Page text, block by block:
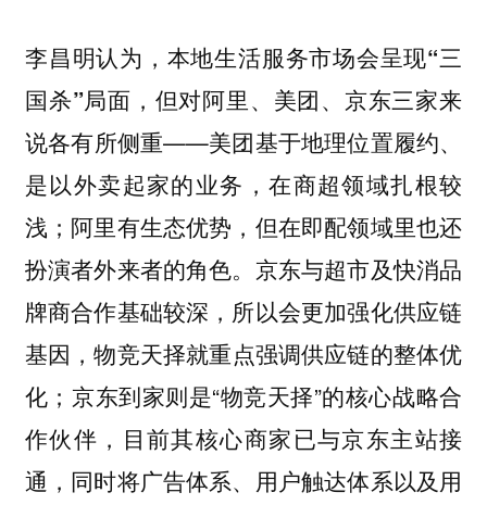
李昌明认为， 本地生活服务市场会呈现“三
国杀”局面，但对阿里、美团、京东三家来
说各有所侧重——美团基于地理位置履约、
是以外卖起家的业务，在商超领域扎根较
浅；阿里有生态优势，但在即配领域里也还
扮演者外来者的角色。 京东与超市及快消品
牌商合作基础较深，所以会更加强化供应链
基因，物竞天择就重点强调供应链的整体优
化；京东到家则是“物竞天择”的核心战略合
作伙伴，目前其核心商家已与京东主站接
通，同时将广告体系、用户触达体系以及用